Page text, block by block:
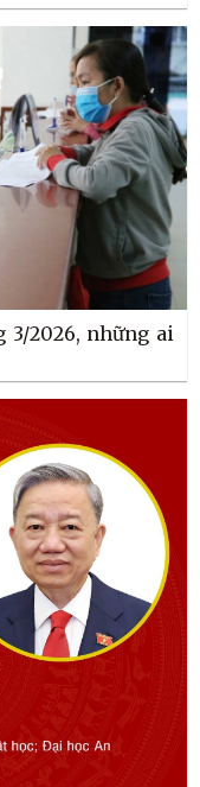
3/2026, những ai